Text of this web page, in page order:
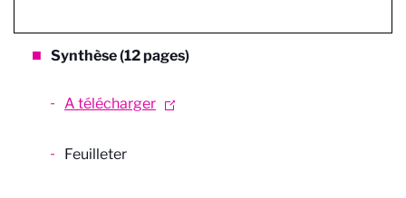
Synthèse (12 pages)
A télécharger
Feuilleter